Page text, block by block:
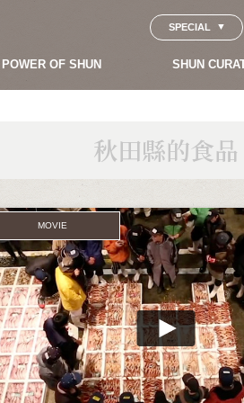
SPECIAL
OF SHUN SHUN
秋田縣的食品
MOVIE